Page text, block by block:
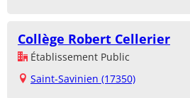
Collège Robert Cellerier
Établissement Public
Saint-Savinien (17350)